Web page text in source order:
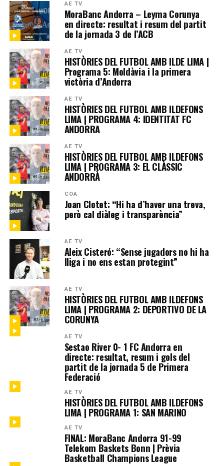
AE TV
MoraBanc Andorra – Leyma Corunya
en directe: resultat i resum del partit
de la jornada 3 de l’ACB
AE TV
HISTÒRIES DEL FUTBOL AMB ILDE LIMA |
Programa 5: Moldàvia i la primera
victòria d’Andorra
AE TV
HISTÒRIES DEL FUTBOL AMB ILDEFONS
LIMA | PROGRAMA 4: IDENTITAT FC
ANDORRA
AE TV
HISTÒRIES DEL FUTBOL AMB ILDEFONS
LIMA | PROGRAMA 3: EL CLÀSSIC
ANDORRÀ
COA
Joan Clotet: “Hi ha d’haver una treva,
però cal diàleg i transparència”
AE TV
Aleix Cisteró: “Sense jugadors no hi ha
lliga i no ens estan protegint”
AE TV
HISTÒRIES DEL FUTBOL AMB ILDEFONS
LIMA | PROGRAMA 2: DEPORTIVO DE LA
CORUNYA
AE TV
Sestao River 0- 1 FC Andorra en
directe: resultat, resum i gols del
partit de la jornada 5 de Primera
Federació
AE TV
HISTÒRIES DEL FUTBOL AMB ILDEFONS
LIMA | PROGRAMA 1: SAN MARINO
AE TV
FINAL: MoraBanc Andorra 91-99
Telekom Baskets Bonn | Prèvia
Basketball Champions League